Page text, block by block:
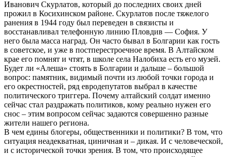
Иванович Скурлатов, который до последних своих дней
прожил в Косихинском районе. Скурлатов после тяжелого
ранения в 1944 году был переведен в связисты и
восстанавливал телефонную линию Пловдив — София. У
него была масса наград. Он часто бывал в Болгарии как гость
в советское, и уже в постперестроечное время. В Алтайском
крае его помнят и чтят, в школе села Налобиха есть его музей.
Будет ли «Алеша» стоять в Болгарии и дальше – большой
вопрос: памятник, видимый почти из любой точки города и
его окрестностей, ряд евродепутатов выбрал в качестве
политического триггера. Почему алтайский солдат именно
сейчас стал раздражать политиков, кому реально нужен его
снос – этим вопросом сейчас задаются совершенно разные
жители нашего региона.
В чем едины блогеры, общественники и политики? В том, что
ситуация неадекватная, циничная и – дикая. И с человеческой,
и с исторической точки зрения. В том, что происходящее